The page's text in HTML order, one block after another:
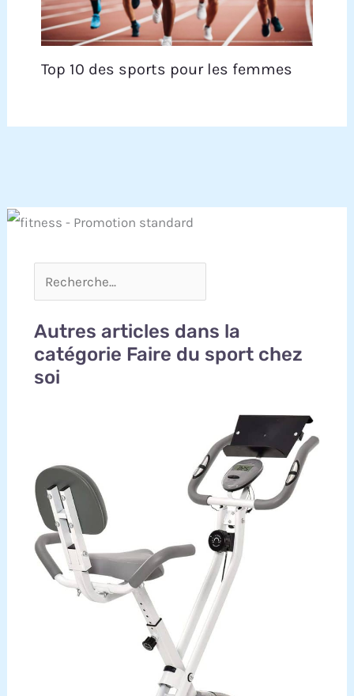
Top 10 des sports pour les femmes
Autres articles dans la
catégorie Faire du sport chez
soi